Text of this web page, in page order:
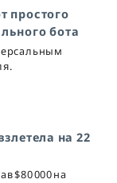
простого
бота
на 22
$80 000 на